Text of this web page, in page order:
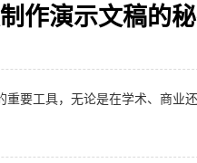
作演示文稿的
要工具，无论是在学术、商业还